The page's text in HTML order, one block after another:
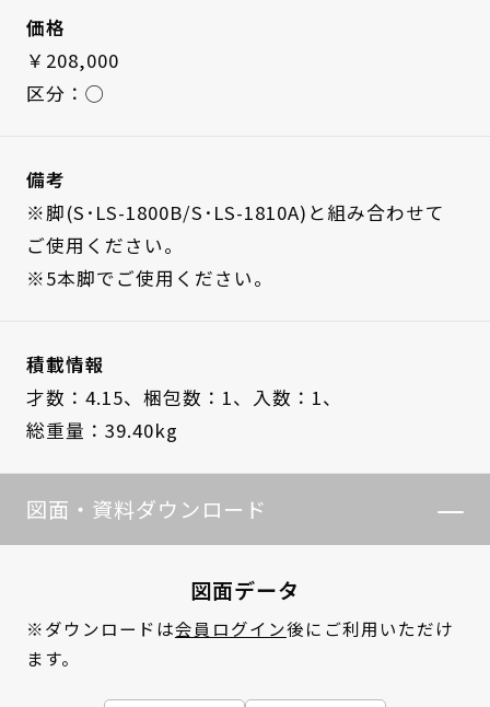
価格
￥208,000
区分：◯
備考
※脚(S･LS-1800B/S･LS-1810A)と組み合わせて
ご使用ください。
※5本脚でご使用ください。
積載情報
才数：4.15、 梱包数：1、
入数：1、
総重量：39.40kg
図面・資料ダウンロード
図面データ
※ダウンロードは会員ログイン後にご利用いただけ
ます。